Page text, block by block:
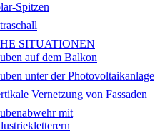
Spitzen
SITUATIONEN
auf dem Balkon
unter der Photovoltaikanlage
Vernetzung von Fassaden
mit